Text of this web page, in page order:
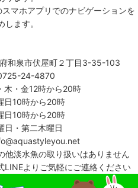
マホアプリでのナビゲーションを
します。
泉市伏屋町２丁目3-35-103
24-4870
木・金12時から20時
から20時
から20時
日・第二木曜日
他淡水魚の取り扱いはありません
LINEよりご気軽にご連絡ください